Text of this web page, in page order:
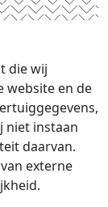
die wij
website en de
niet instaan
daarvan.
externe